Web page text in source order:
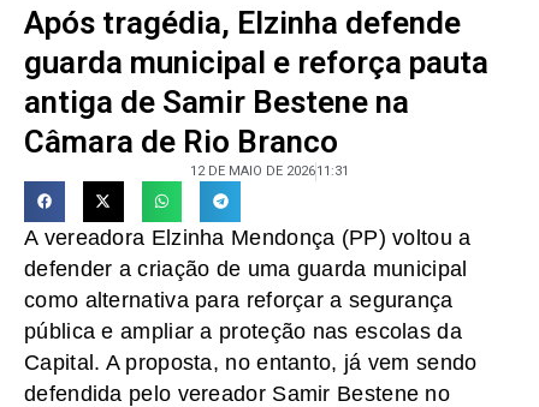
Após tragédia, Elzinha defende
guarda municipal e reforça pauta
antiga de Samir Bestene na
Câmara de Rio Branco
12 DE MAIO DE 202611:31
A vereadora Elzinha Mendonça (PP) voltou a
defender a criação de uma guarda municipal
como alternativa para reforçar a segurança
pública e ampliar a proteção nas escolas da
Capital. A proposta, no entanto, já vem sendo
defendida pelo vereador Samir Bestene no